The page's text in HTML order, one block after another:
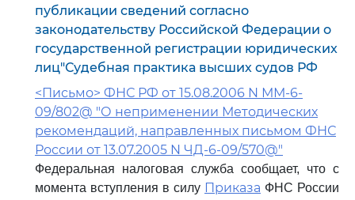
публикации сведений согласно
законодательству Российской Федерации о
государственной регистрации юридических
лиц"Судебная практика высших судов РФ
<Письмо> ФНС РФ от 15.08.2006 N ММ-6-
09/802@ "О неприменении Методических
рекомендаций, направленных письмом ФНС
России от 13.07.2005 N ЧД-6-09/570@"
Федеральная налоговая служба сообщает, что с
момента вступления в силу Приказа ФНС России